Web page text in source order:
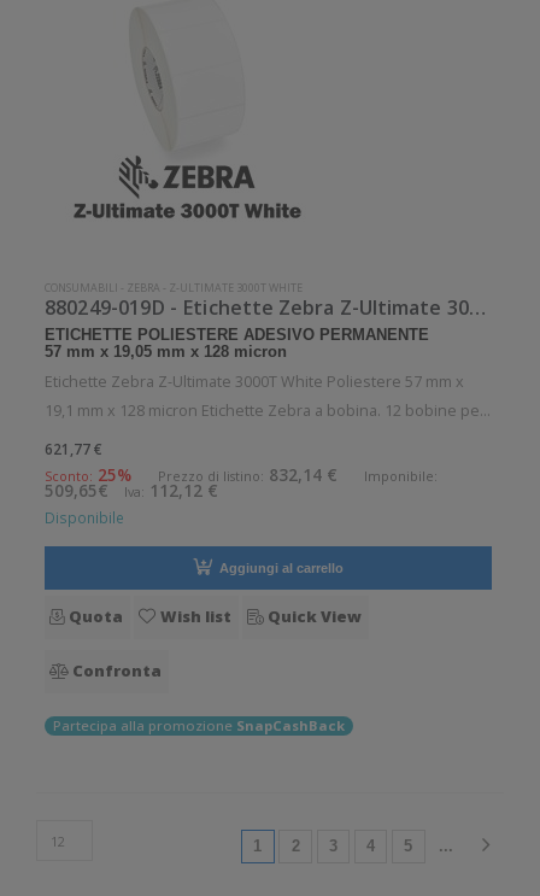
CONSUMABILI - ZEBRA - Z-ULTIMATE 3000T WHITE
880249-019D - Etichette Zebra Z-Ultimate 3000T White Poliestere
ETICHETTE POLIESTERE ADESIVO PERMANENTE
57 mm x 19,05 mm x 128 micron
Etichette Zebra Z-Ultimate 3000T White Poliestere 57 mm x
19,1 mm x 128 micron Etichette Zebra a bobina. 12 bobine per
confezione. 3300 etichette per bobina. Etichette in poliestere
con adesivo permanente. Diametro interno: 25 mm. Diametro
esterno:
621,77 €
Sconto: 25% Prezzo di listino: 832,14 € Imponibile:
509,65€ Iva: 112,12 €
Disponibile
Aggiungi al carrello
Quota Wish list Quick View
Confronta
Partecipa alla promozione SnapCashBack
1 (current)
2 3 4 5 ...